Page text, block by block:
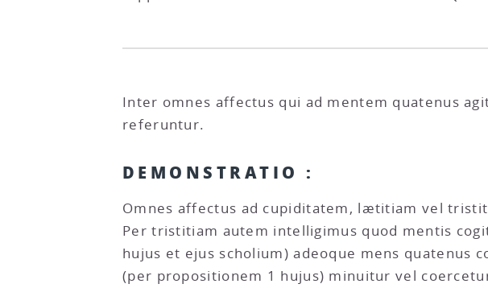
Inter omnes affectus qui ad mentem quatenus
referuntur.
DEMONSTRATIO :
Omnes affectus ad cupiditatem, lætitiam vel
Per tristitiam autem intelligimus quod mentis
hujus et ejus scholium) adeoque mens quatenus
(per propositionem 1 hujus) minuitur vel